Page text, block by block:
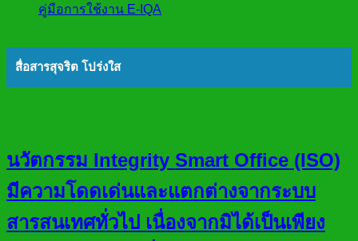
คู่มือการใช้งาน E-IQA
สื่อสารสุจริต โปร่งใส
นวัตกรรม Integrity Smart Office (ISO)
มีความโดดเด่นและแตกต่างจากระบบ
สารสนเทศทั่วไป เนื่องจากมิได้เป็นเพียง